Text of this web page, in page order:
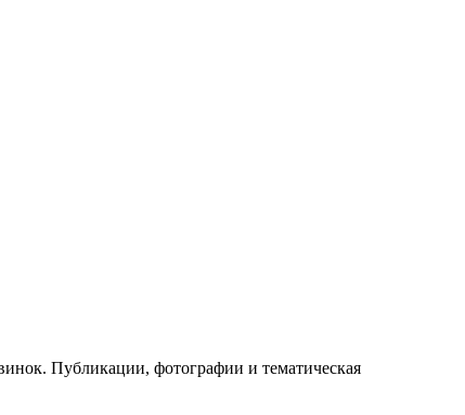
Публикации, фотографии и тематическая